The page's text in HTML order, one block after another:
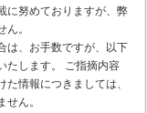
に努めておりますが、弊
。
は、お手数ですが、以下
たします。 ご指摘内容
情報につきましては、
ん。